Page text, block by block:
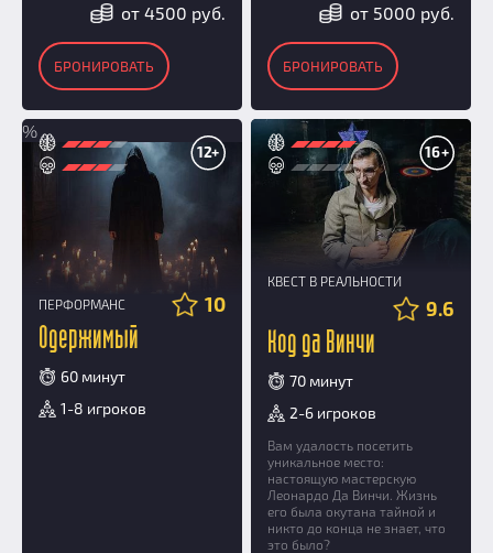
от 4500 руб.
БРОНИРОВАТЬ
от 5000 руб.
БРОНИРОВАТЬ
%
12+
ПЕРФОРМАНС 10
Одержимый
60 минут
1-8 игроков
16+
КВЕСТ В РЕАЛЬНОСТИ
9.6
Код да Винчи
70 минут
2-6 игроков
Вам удалость посетить
уникальное место:
настоящую мастерскую
Леонардо Да Винчи. Жизнь
его была окутана тайной и
никто до конца не знает, что
это было?